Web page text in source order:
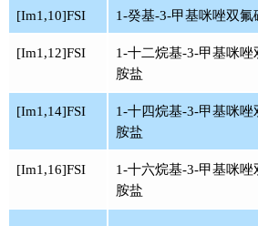
[Im1,10]FSI 1-癸基-3-甲基咪唑双氟
[Im1,12]FSI
1-十二烷基-3-甲基咪唑
胺盐
[Im1,14]FSI
1-十四烷基-3-甲基咪唑
胺盐
[Im1,16]FSI
1-十六烷基-3-甲基咪唑
胺盐